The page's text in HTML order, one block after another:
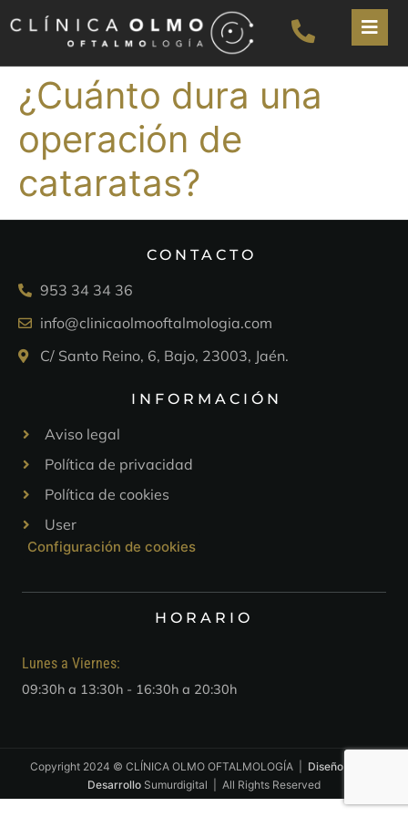
¿Cuánto dura una
operación de
cataratas?
CONTACTO
953 34 34 36
info@clinicaolmooftalmologia.com
C/ Santo Reino, 6, Bajo, 23003, Jaén.
INFORMACIÓN
Aviso legal
Política de privacidad
Política de cookies
User
Configuración de cookies
HORARIO
Lunes a Viernes:
09:30h a 13:30h - 16:30h a 20:30h
Copyright 2024 © CLÍNICA OLMO OFTALMOLOGÍA | Diseño web
Desarrollo Sumurdigital | All Rights Reserved